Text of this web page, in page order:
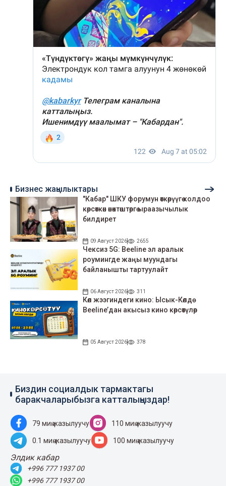
Бизнес жаңылыктары
"Кабар" ШКУ форумун өткөрүүгө колдоо
көрсөткөн өнөктөштөргө ыраазычылык
билдирет
09 Август 2026 2655
Чексиз 5G: Beeline эл аралык
роумингде жаңы муундагы
байланышты тартуулайт
06 Август 2026 311
Көл жээгиндеги кино: Ысык-Көлдө
Beeline’дан акысыз кино көрсөтүлөр
05 Август 2026 378
Биздин социалдык тармактагы
баракчаларыбызга катталыңыздар!
79 миң жазылуучу 110 миң жазылуучу
0.1 миң жазылуучу 100 миң жазылуучу
Элдик кабар
+996 777 1937 00
+996 777 1937 00